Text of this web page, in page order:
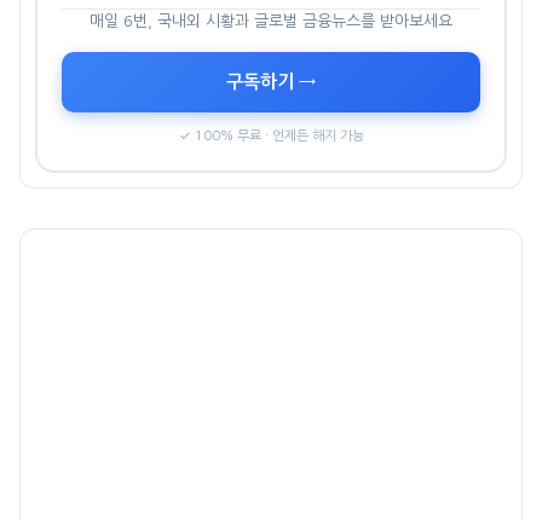
매일 6번, 국내외 시황과 글로벌 금융뉴스를 받아보세요
구독하기 →
✓ 100% 무료 · 언제든 해지 가능